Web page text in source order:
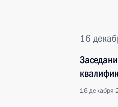
16
16 декабря